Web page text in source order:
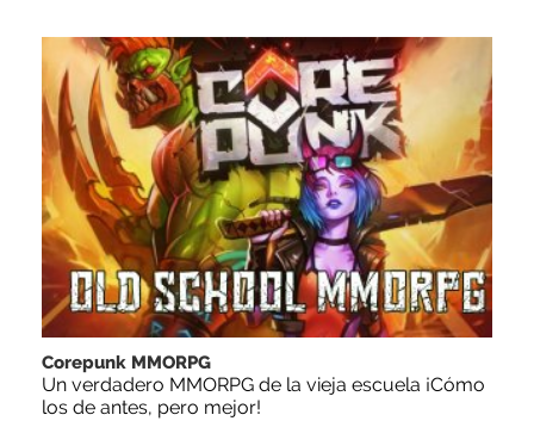
Corepunk MMORPG
Un verdadero MMORPG de la vieja escuela ¡Cómo
los de antes, pero mejor!